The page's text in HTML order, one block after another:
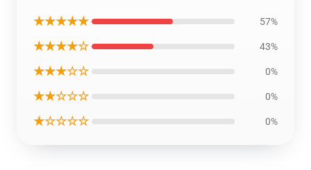
★★★★★ 57%
★★★★☆ 43%
★★★☆☆ 0%
★★☆☆☆ 0%
★☆☆☆☆ 0%